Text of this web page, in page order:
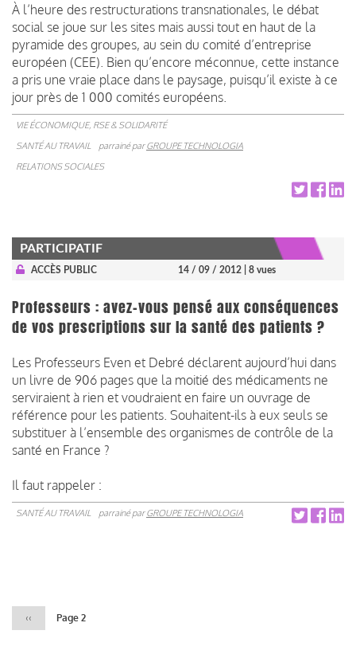
À l’heure des restructurations transnationales, le débat
social se joue sur les sites mais aussi tout en haut de la
pyramide des groupes, au sein du comité d’entreprise
européen (CEE). Bien qu’encore méconnue, cette instance
a pris une vraie place dans le paysage, puisqu’il existe à ce
jour près de 1 000 comités européens.
VIE ÉCONOMIQUE, RSE & SOLIDARITÉ
SANTÉ AU TRAVAIL
parrainé parGROUPE TECHNOLOGIA
RELATIONS SOCIALES
PARTICIPATIF
ACCÈS PUBLIC 14 / 09 / 2012 | 8 vues
Professeurs : avez-vous pensé aux conséquences
de vos prescriptions sur la santé des patients ?
Les Professeurs Even et Debré déclarent aujourd’hui dans
un livre de 906 pages que la moitié des médicaments ne
serviraient à rien et voudraient en faire un ouvrage de
référence pour les patients. Souhaitent-ils à eux seuls se
substituer à l’ensemble des organismes de contrôle de la
santé en France ?
Il faut rappeler :
SANTÉ AU TRAVAIL parrainé parGROUPE TECHNOLOGIA
Page
précédente
‹‹ Page 2